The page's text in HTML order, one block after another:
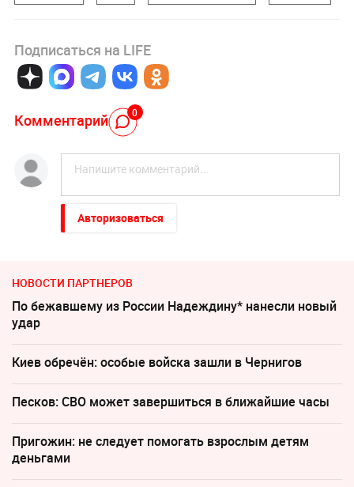
Подписаться на LIFE
Комментарий 0
Авторизоваться
НОВОСТИ ПАРТНЕРОВ
По бежавшему из России Надеждину* нанесли новый
удар
Киев обречён: особые войска зашли в Чернигов
Песков: СВО может завершиться в ближайшие часы
Пригожин: не следует помогать взрослым детям
деньгами